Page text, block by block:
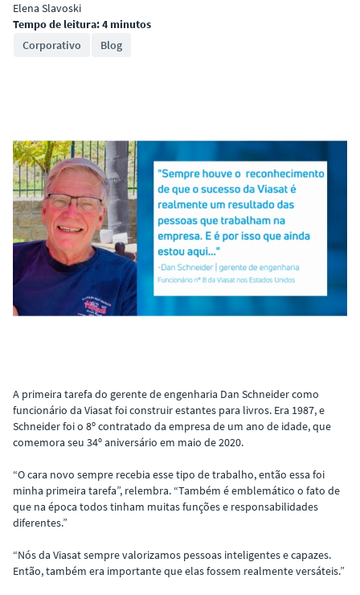
Elena Slavoski
Tempo de leitura: 4 minutos
Corporativo
Blog
A primeira tarefa do gerente de engenharia Dan Schneider como
funcionário da Viasat foi construir estantes para livros. Era 1987, e
Schneider foi o 8º contratado da empresa de um ano de idade, que
comemora seu 34º aniversário em maio de 2020.
“O cara novo sempre recebia esse tipo de trabalho, então essa foi
minha primeira tarefa”, relembra. “Também é emblemático o fato de
que na época todos tinham muitas funções e responsabilidades
diferentes.”
“Nós da Viasat sempre valorizamos pessoas inteligentes e capazes.
Então, também era importante que elas fossem realmente versáteis.”